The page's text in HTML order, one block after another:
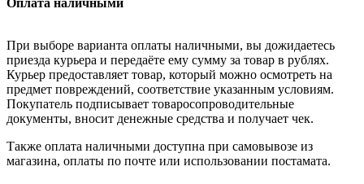
Оплата наличными
При выборе варианта оплаты наличными, вы дожидаетесь
приезда курьера и передаёте ему сумму за товар в рублях.
Курьер предоставляет товар, который можно осмотреть на
предмет повреждений, соответствие указанным условиям.
Покупатель подписывает товаросопроводительные
документы, вносит денежные средства и получает чек.
Также оплата наличными доступна при самовывозе из
магазина, оплаты по почте или использовании постамата.